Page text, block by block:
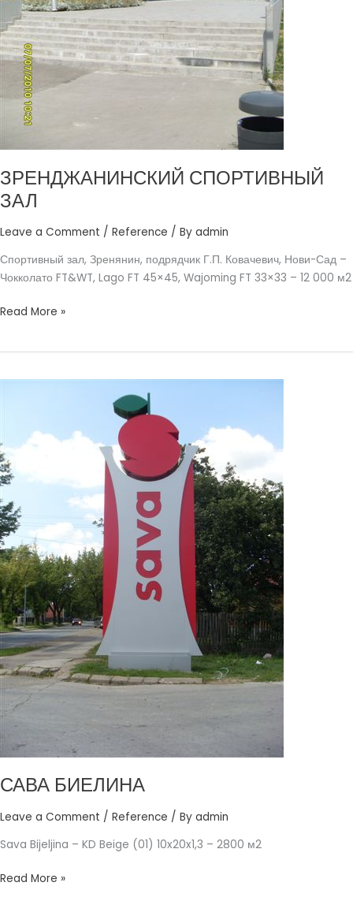
ЗРЕНДЖАНИНСКИЙ СПОРТИВНЫЙ
ЗАЛ
Leave a Comment / Reference / By admin
Спортивный зал, Зренянин, подрядчик Г.П. Ковачевич, Нови-Сад –
Чокколато FT&WT, Lago FT 45×45, Wajoming FT 33×33 – 12 000 м2
Read More »
САВА БИЕЛИНА
Leave a Comment / Reference / By admin
Sava Bijeljina – KD Beige (01) 10x20x1,3 – 2800 м2
Read More »